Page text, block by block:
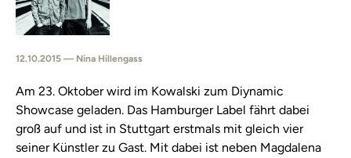
12.10.2015 — Nina Hillengass
Am 23. Oktober wird im Kowalski zum Diynamic
Showcase geladen. Das Hamburger Label fährt dabei
groß auf und ist in Stuttgart erstmals mit gleich vier
seiner Künstler zu Gast. Mit dabei ist neben Magdalena